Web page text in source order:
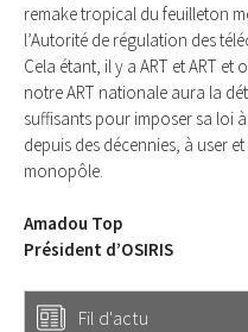
remake tropical du feuilleton
l’Autorité de régulation des
Cela étant, il y a ART et ART
notre ART nationale aura la
suffisants pour imposer sa loi
depuis des décennies, à user
monopôle.
Amadou Top
Président d’OSIRIS
Fil d'actu